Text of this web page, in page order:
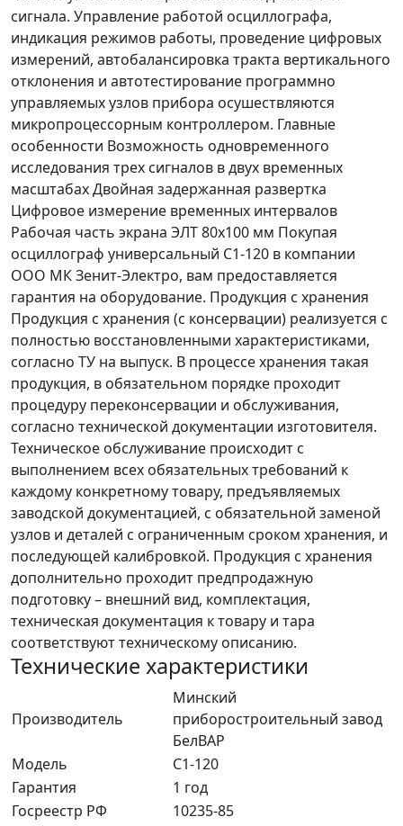
сигнала. Управление работой осциллографа,
индикация режимов работы, проведение цифровых
измерений, автобалансировка тракта вертикального
отклонения и автотестирование программно
управляемых узлов прибора осушествляются
микропроцессорным контроллером. Главные
особенности Возможность одновременного
исследования трех сигналов в двух временных
масштабах Двойная задержанная развертка
Цифровое измерение временных интервалов
Рабочая часть экрана ЭЛТ 80х100 мм Покупая
осциллограф универсальный С1-120 в компании
ООО МК Зенит-Электро, вам предоставляется
гарантия на оборудование. Продукция с хранения
Продукция с хранения (с консервации) реализуется с
полностью восстановленными характеристиками,
согласно ТУ на выпуск. В процессе хранения такая
продукция, в обязательном порядке проходит
процедуру переконсервации и обслуживания,
согласно технической документации изготовителя.
Техническое обслуживание происходит с
выполнением всех обязательных требований к
каждому конкретному товару, предъявляемых
заводской документацией, с обязательной заменой
узлов и деталей с ограниченным сроком хранения, и
последующей калибровкой. Продукция с хранения
дополнительно проходит предпродажную
подготовку – внешний вид, комплектация,
техническая документация к товару и тара
соответствуют техническому описанию.
Технические характеристики
Производитель
Минский
приборостроительный завод
БелВАР
Модель
С1-120
Гарантия
1 год
Госреестр РФ
10235-85